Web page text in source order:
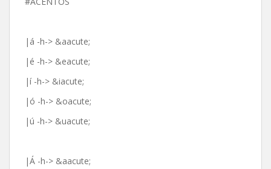
|á -h-> &aacute;
|é -h-> &eacute;
|í -h-> &iacute;
|ó -h-> &oacute;
|ú -h-> &uacute;
|Á -h-> &aacute;